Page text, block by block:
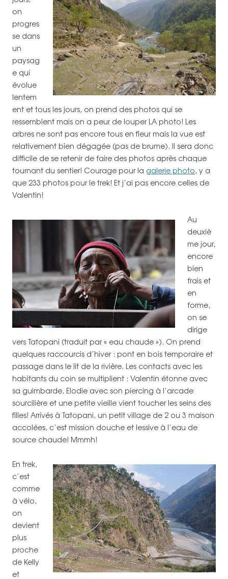
on
progres
se dans
un
paysag
e qui
évolue
lentem
ent et tous les jours, on prend des photos qui se
ressemblent mais on a peur de louper LA photo! Les
arbres ne sont pas encore tous en fleur mais la vue est
relativement bien dégagée (pas de brume). Il sera donc
difficile de se retenir de faire des photos après chaque
tournant du sentier! Courage pour la galerie photo, y a
que 233 photos pour le trek! Et j’ai pas encore celles de
Valentin!
Au
deuxiè
me jour,
encore
bien
frais et
en
forme,
on se
dirige
vers Tatopani (traduit par « eau chaude »). On prend
quelques raccourcis d’hiver : pont en bois temporaire et
passage dans le lit de la rivière. Les contacts avec les
habitants du coin se multiplient : Valentin étonne avec
sa guimbarde, Elodie avec son piercing à l’arcade
sourcilière et une petite vieille vient toucher les seins des
filles! Arrivés à Tatopani, un petit village de 2 ou 3 maison
accolées, c’est mission douche et lessive à l’eau de
source chaude! Mmmh!
En trek,
c’est
comme
à vélo,
on
devient
plus
proche
de Kelly
et